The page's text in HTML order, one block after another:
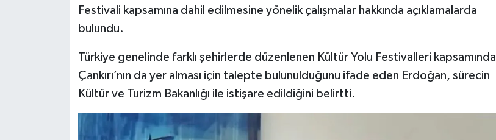
Çankırı Haber Net (@cankirihabernet)'in paylaştığı bir gönderi
Festivali kapsamına dahil edilmesine yönelik çalışmalar hakkında açıklamalarda
bulundu.
Türkiye genelinde farklı şehirlerde düzenlenen Kültür Yolu Festivalleri kapsamında
Çankırı’nın da yer alması için talepte bulunulduğunu ifade eden Erdoğan, sürecin
Kültür ve Turizm Bakanlığı ile istişare edildiğini belirtti.